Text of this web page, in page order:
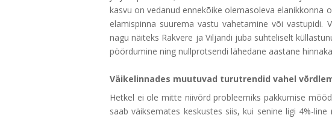
kasvu on vedanud ennekõike olemasoleva elanikkonna
elamispinna suurema vastu vahetamine või vastupidi.
nagu näiteks Rakvere ja Viljandi juba suhteliselt
pöördumine ning nullprotsendi lähedane aastane
Väikelinnades muutuvad turutrendid vahel
Hetkel ei ole mitte niivõrd probleemiks pakkumise
saab väiksemates keskustes siis, kui senine ligi 4%-